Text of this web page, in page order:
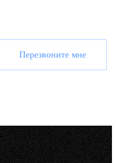
Перезвоните мне